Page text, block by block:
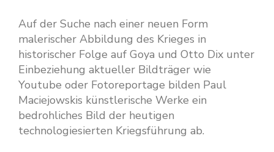
Auf der Suche nach einer neuen Form
malerischer Abbildung des Krieges in
historischer Folge auf Goya und Otto Dix unter
Einbeziehung aktueller Bildträger wie
Youtube oder Fotoreportage bilden Paul
Maciejowskis künstlerische Werke ein
bedrohliches Bild der heutigen
technologiesierten Kriegsführung ab.